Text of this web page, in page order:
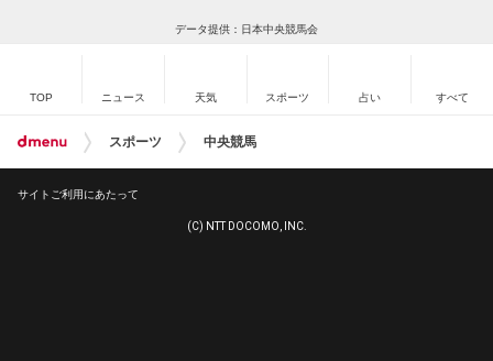
データ提供：日本中央競馬会
TOP ニュース 天気 スポーツ 占い すべて
スポーツ 中央競馬
サイトご利用にあたって
(C) NTT DOCOMO, INC.